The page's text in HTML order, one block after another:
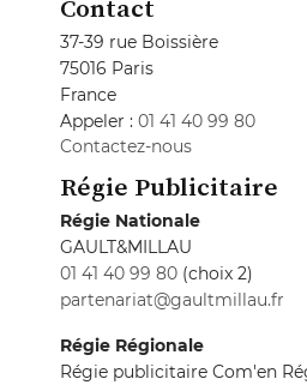
Contact
37-39 rue Boissière
75016 Paris
France
Appeler : 01 41 40 99 80
Contactez-nous
Régie Publicitaire
Régie Nationale
GAULT&MILLAU
01 41 40 99 80 (choix 2)
partenariat@gaultmillau.fr
Régie Régionale
Régie publicitaire Com'en